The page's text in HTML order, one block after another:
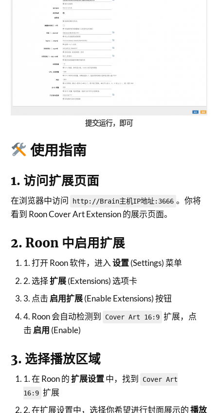
提交运行，即可
使用指南
1. 访问扩展页面
在浏览器中访问 http://Brain主机IP地址:3666 。你将
看到 Roon Cover Art Extension 的展示页面。
2. Roon 中启用扩展
1. 打开 Roon 软件，进入设置(Settings) 菜单
2. 选择扩展(Extensions) 选项卡
3. 点击启用扩展(Enable Extensions) 按钮
4. Roon 会自动检测到
Cover Art 16:9 扩展，点
击 启用 (Enable)
3. 选择播放区域
1. 在 Roon 的扩展设置中，找到
Cover Art
16:9 扩展
2. 在扩展设置中，选择你希望进行封面展示的播放